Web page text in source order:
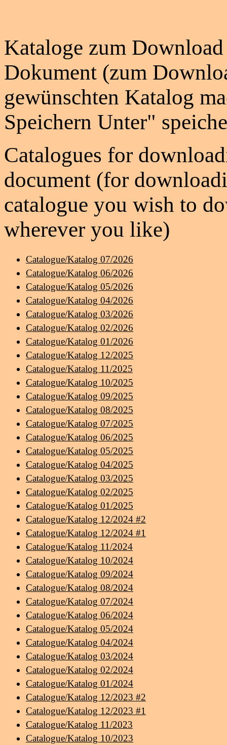
Kataloge zum
Dokument (zum
gewünschten Katalog
Speichern Unter"
Catalogues for
document (for
catalogue you wish to
wherever you like)
Catalogue/Katalog 07/2026
Catalogue/Katalog 06/2026
Catalogue/Katalog 05/2026
Catalogue/Katalog 04/2026
Catalogue/Katalog 03/2026
Catalogue/Katalog 02/2026
Catalogue/Katalog 01/2026
Catalogue/Katalog 12/2025
Catalogue/Katalog 11/2025
Catalogue/Katalog 10/2025
Catalogue/Katalog 09/2025
Catalogue/Katalog 08/2025
Catalogue/Katalog 07/2025
Catalogue/Katalog 06/2025
Catalogue/Katalog 05/2025
Catalogue/Katalog 04/2025
Catalogue/Katalog 03/2025
Catalogue/Katalog 02/2025
Catalogue/Katalog 01/2025
Catalogue/Katalog 12/2024 #2
Catalogue/Katalog 12/2024 #1
Catalogue/Katalog 11/2024
Catalogue/Katalog 10/2024
Catalogue/Katalog 09/2024
Catalogue/Katalog 08/2024
Catalogue/Katalog 07/2024
Catalogue/Katalog 06/2024
Catalogue/Katalog 05/2024
Catalogue/Katalog 04/2024
Catalogue/Katalog 03/2024
Catalogue/Katalog 02/2024
Catalogue/Katalog 01/2024
Catalogue/Katalog 12/2023 #2
Catalogue/Katalog 12/2023 #1
Catalogue/Katalog 11/2023
Catalogue/Katalog 10/2023